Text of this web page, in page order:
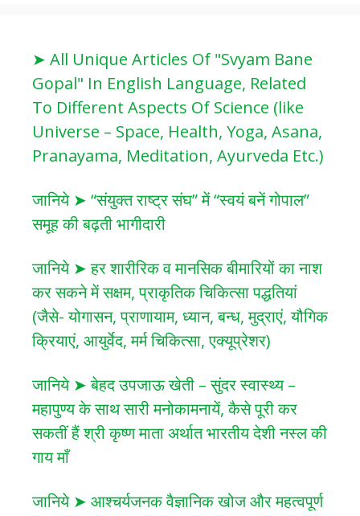
➤ All Unique Articles Of "Svyam Bane
Gopal" In English Language, Related
To Different Aspects Of Science (like
Universe – Space, Health, Yoga, Asana,
Pranayama, Meditation, Ayurveda Etc.)
जानिये ➤ “संयुक्त राष्ट्र संघ” में “स्वयं बनें गोपाल”
समूह की बढ़ती भागीदारी
जानिये ➤ हर शारीरिक व मानसिक बीमारियों का नाश
कर सकने में सक्षम, प्राकृतिक चिकित्सा पद्धतियां
(जैसे- योगासन, प्राणायाम, ध्यान, बन्ध, मुद्राएं, यौगिक
क्रियाएं, आयुर्वेद, मर्म चिकित्सा, एक्यूप्रेशर)
जानिये ➤ बेहद उपजाऊ खेती – सुंदर स्वास्थ्य –
महापुण्य के साथ सारी मनोकामनायें, कैसे पूरी कर
सकतीं हैं श्री कृष्ण माता अर्थात भारतीय देशी नस्ल की
गाय माँ
जानिये ➤ आश्चर्यजनक वैज्ञानिक खोज और महत्वपूर्ण